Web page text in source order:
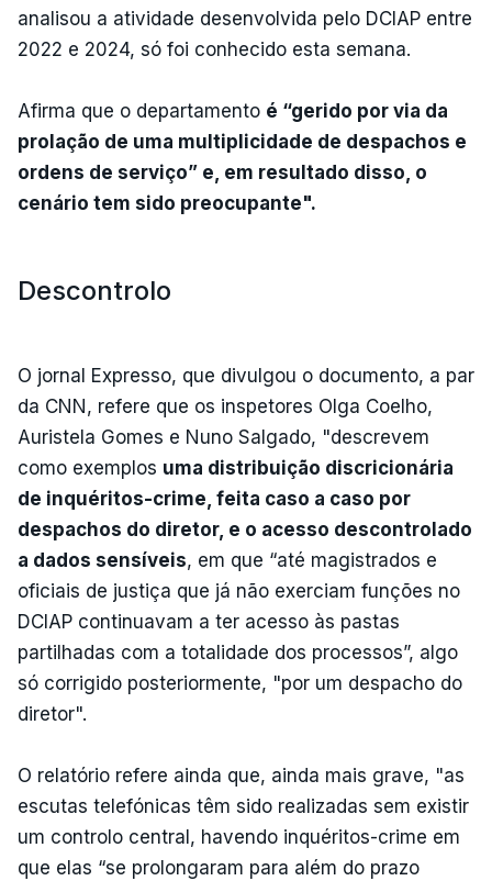
analisou a atividade desenvolvida pelo DCIAP entre
2022 e 2024, só foi conhecido esta semana.
Afirma que o departamento é “gerido por via da
prolação de uma multiplicidade de despachos e
ordens de serviço” e, em resultado disso, o
cenário tem sido preocupante".
Descontrolo
O jornal Expresso, que divulgou o documento, a par
da CNN, refere que os inspetores Olga Coelho,
Auristela Gomes e Nuno Salgado, "descrevem
como exemplos uma distribuição discricionária
de inquéritos-crime, feita caso a caso por
despachos do diretor, e o acesso descontrolado
a dados sensíveis, em que “até magistrados e
oficiais de justiça que já não exerciam funções no
DCIAP continuavam a ter acesso às pastas
partilhadas com a totalidade dos processos”, algo
só corrigido posteriormente, "por um despacho do
diretor".
O relatório refere ainda que, ainda mais grave, "as
escutas telefónicas têm sido realizadas sem existir
um controlo central, havendo inquéritos-crime em
que elas “se prolongaram para além do prazo